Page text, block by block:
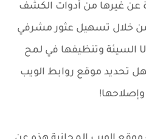
عن غيرها من أدوات الكشف
خلال تسهيل عثور مشرفي
المواقع على عناوين URL السيئة وتنظيفها في لمح
تحديد موقع روابط الويب
وإصلاحها!